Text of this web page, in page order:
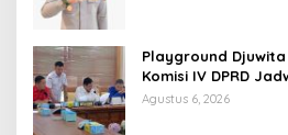
Playground
Komisi IV DPRD
Agustus 6, 2026